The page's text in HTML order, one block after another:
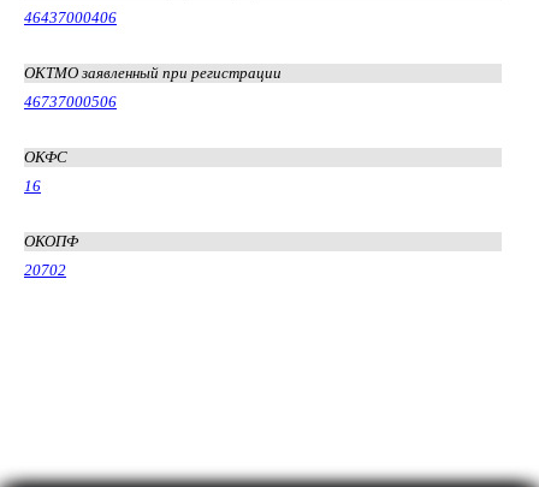
46437000406
ОКТМО заявленный при регистрации
46737000506
ОКФС
16
ОКОПФ
20702